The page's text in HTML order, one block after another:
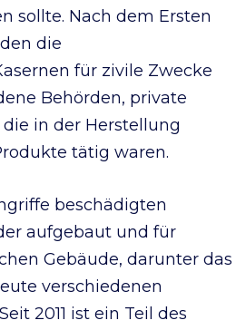
sollte. Nach dem Ersten
die
für zivile Zwecke
Behörden, private
in der Herstellung
tätig waren.
beschädigten
aufgebaut und für
Gebäude, darunter das
verschiedenen
2011 ist ein Teil des